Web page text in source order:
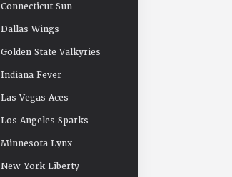
Connecticut Sun
Dallas Wings
Golden State Valkyries
Indiana Fever
Las Vegas Aces
Los Angeles Sparks
Minnesota Lynx
New York Liberty